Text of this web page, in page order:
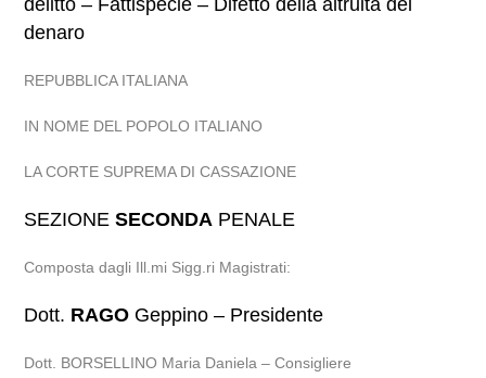
delitto – Fattispecie – Difetto della altruità del
denaro
REPUBBLICA ITALIANA
IN NOME DEL POPOLO ITALIANO
LA CORTE SUPREMA DI CASSAZIONE
SEZIONESECONDA PENALE
Composta dagli Ill.mi Sigg.ri Magistrati:
Dott. RAGO Geppino – Presidente
Dott. BORSELLINO Maria Daniela – Consigliere